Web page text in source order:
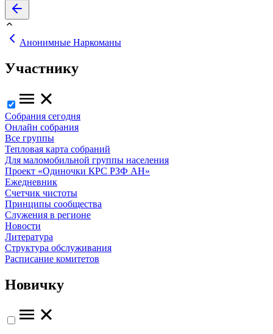
Анонимные Наркоманы
Участнику
Собрания сегодня
Онлайн собрания
Все группы
Тепловая карта собраний
Для маломобильной группы населения
Проект «Одиночки КРС РЗФ АН»
Ежедневник
Счетчик чистоты
Принципы сообщества
Служения в регионе
Новости
Литература
Структура обслуживания
Расписание комитетов
Новичку